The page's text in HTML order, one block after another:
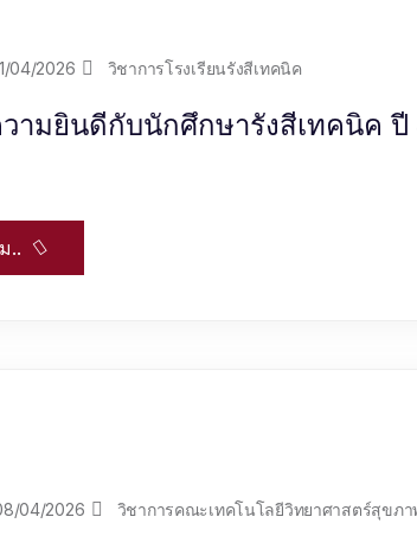
04/2026 วิชาการโรงเรียนรังสีเทคนิค
ามยินดีกับนักศึกษารังสีเทคนิค
..
04/2026 วิชาการคณะเทคโนโลยีวิทยาศาสตร์สุขภา